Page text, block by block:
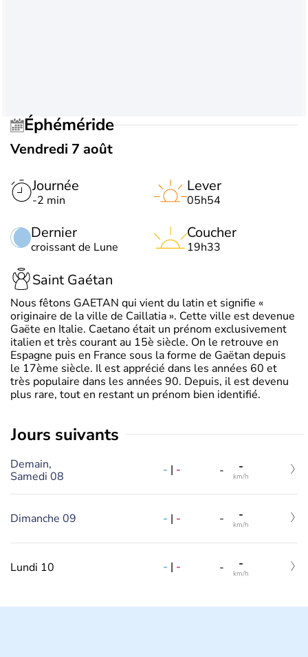
Éphéméride
Vendredi 7 août
Journée
-2 min
Dernier
croissant de Lune
Lever
05h54
Coucher
19h33
Saint Gaétan
Nous fêtons GAETAN qui vient du latin et signifie «
originaire de la ville de Caillatia ». Cette ville est devenue
Gaëte en Italie. Caetano était un prénom exclusivement
italien et très courant au 15è siècle. On le retrouve en
Espagne puis en France sous la forme de Gaëtan depuis
le 17ème siècle. Il est apprécié dans les années 60 et
très populaire dans les années 90. Depuis, il est devenu
plus rare, tout en restant un prénom bien identifié.
jours suivants
Demain,
Samedi 08
- | - - -
km/h
Dimanche 09 - | - - -
km/h
Lundi 10 - | - - -
km/h